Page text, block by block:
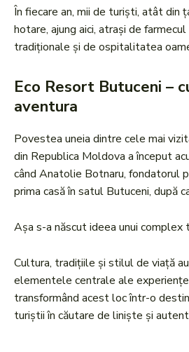
În fiecare an, mii de turiști, atât din
hotare, ajung aici, atrași de
tradiționale și de ospitalitatea
Eco Resort Butuceni –
aventura
Povestea uneia dintre cele mai
din Republica Moldova a început
când Anatolie Botnaru, fondatorul
prima casă în satul Butuceni, după
Așa s-a născut ideea unui complex
Cultura, tradițiile și stilul de viață
elementele centrale ale
transformând acest loc într-o
turiștii în căutare de liniște și